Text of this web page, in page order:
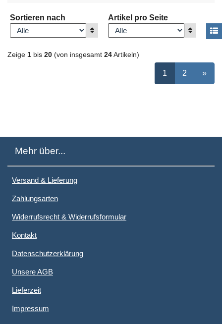
Sortieren nach
Anzeigen
Artikel pro Seite
Anzeigen
Zeige 1 bis 20 (von insgesamt 24 Artikeln)
ausgewählt
1 Seite
2 »
Mehr über...
Versand & Lieferung
Zahlungsarten
Widerrufsrecht & Widerrufsformular
Kontakt
Datenschutzerklärung
Unsere AGB
Lieferzeit
Impressum